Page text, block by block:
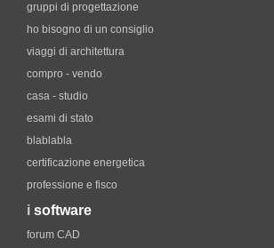
gruppi di progettazione
ho bisogno di un consiglio
viaggi di architettura
compro - vendo
casa - studio
esami di stato
blablabla
certificazione energetica
professione e fisco
i software
forum CAD